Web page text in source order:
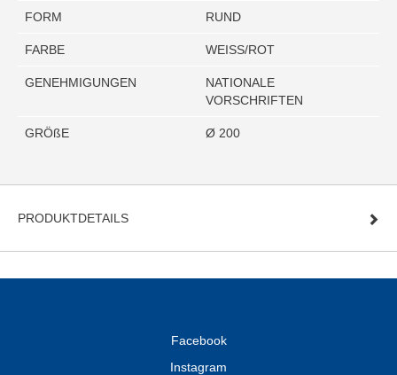
FORM RUND
FARBE WEISS/ROT
GENEHMIGUNGEN
NATIONALE
VORSCHRIFTEN
GRÖßE Ø 200
PRODUKTDETAILS
Facebook
Instagram